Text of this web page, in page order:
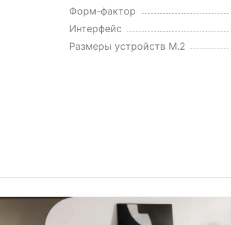
Форм-фактор
Интерфейс
Размеры устройств M.2